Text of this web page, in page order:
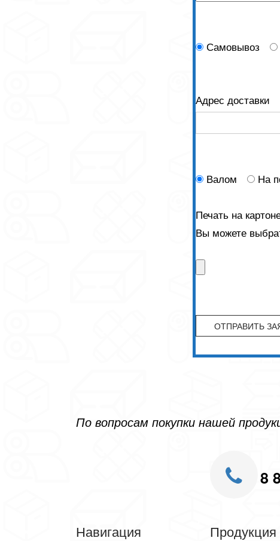
Самовывоз
Адрес доставки
Валом На
Печать на
Вы можете
По вопросам покупки нашей
8
Навигация Продукция